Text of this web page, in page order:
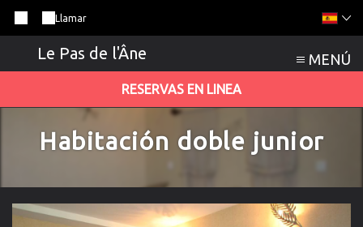
Llamar
Le Pas de l'Âne MENÚ
RESERVAS EN LINEA
Habitación doble junior